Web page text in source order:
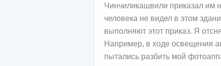
Чинчиликашвили приказал им
человека не видел в этом
выполняют этот приказ. Я
Например, в ходе освещения
пытались разбить мой